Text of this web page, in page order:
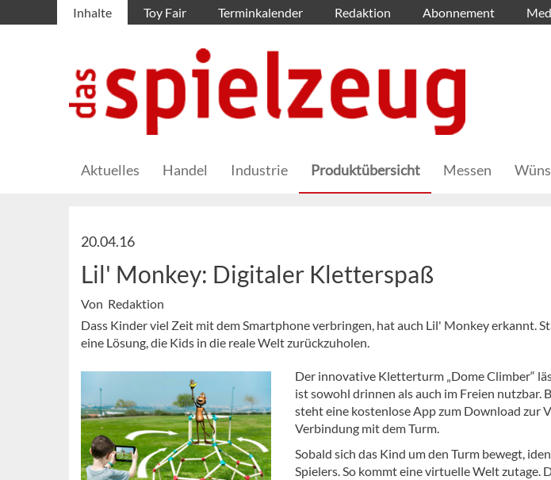
Inhalte Toy Fair Terminkalender Redaktion Abonnement
Aktuelles Handel Industrie Produktübersicht Messen
20.04.16
Lil' Monkey: Digitaler Kletterspaß
Von Redaktion
Dass Kinder viel Zeit mit dem Smartphone verbringen, hat auch Lil' Monkey erkannt.
eine Lösung, die Kids in die reale Welt zurückzuholen.
Der innovative Kletterturm „Dome Climber“
ist sowohl drinnen als auch im Freien nutzbar.
steht eine kostenlose App zum Download zur
Verbindung mit dem Turm.
Sobald sich das Kind um den Turm bewegt,
Spielers. So kommt eine virtuelle Welt zutage.